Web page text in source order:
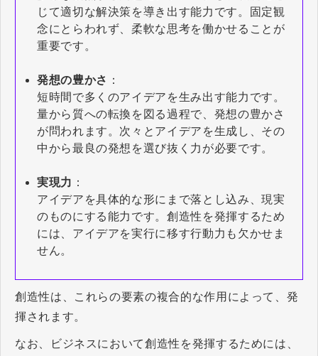
じて適切な解決策を導き出す能力です。固定観
念にとらわれず、柔軟な思考を働かせることが
重要です。
発想の豊かさ ：
短時間で多くのアイデアを生み出す能力です。
量から質への転換を図る過程で、発想の豊かさ
が問われます。次々とアイデアを生成し、その
中から最良の発想を選び抜く力が必要です。
実現力 ：
アイデアを具体的な形にまで落とし込み、現実
のものにする能力です。創造性を発揮するため
には、アイデアを実行に移す行動力も欠かせま
せん。
創造性は、これらの要素の複合的な作用によって、発
揮されます。
なお、ビジネスにおいて創造性を発揮するためには、